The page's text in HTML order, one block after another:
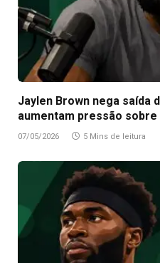
Jaylen Brown nega saída
aumentam pressão
07/05/2026 5 Mins de leitura